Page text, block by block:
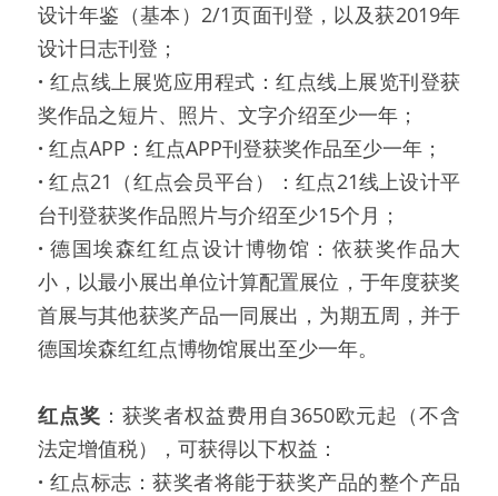
设计年鉴（基本）2/1页面刊登，以及获2019年
设计日志刊登；
· 红点线上展览应用程式：红点线上展览刊登获
奖作品之短片、照片、文字介绍至少一年；
· 红点APP：红点APP刊登获奖作品至少一年；
· 红点21（红点会员平台）：红点21线上设计平
台刊登获奖作品照片与介绍至少15个月；
· 德国埃森红红点设计博物馆：依获奖作品大
小，以最小展出单位计算配置展位，于年度获奖
首展与其他获奖产品一同展出，为期五周，并于
德国埃森红红点博物馆展出至少一年。
红点奖 ：获奖者权益费用自3650欧元起（不含
法定增值税），可获得以下权益：
· 红点标志：获奖者将能于获奖产品的整个产品